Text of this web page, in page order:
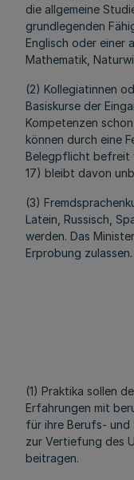
die allgemeine
grundlegenden
Englisch oder einer
Mathematik,
(2) Kollegiatinnen
Basiskurse der
Kompetenzen
können durch eine
Belegpflicht befreit
17) bleibt davon
(3)
Latein, Russisch,
werden. Das
Erprobung zulassen.
(1) Praktika sollen
Erfahrungen mit
für ihre Berufs- und
zur Vertiefung des
beitragen.